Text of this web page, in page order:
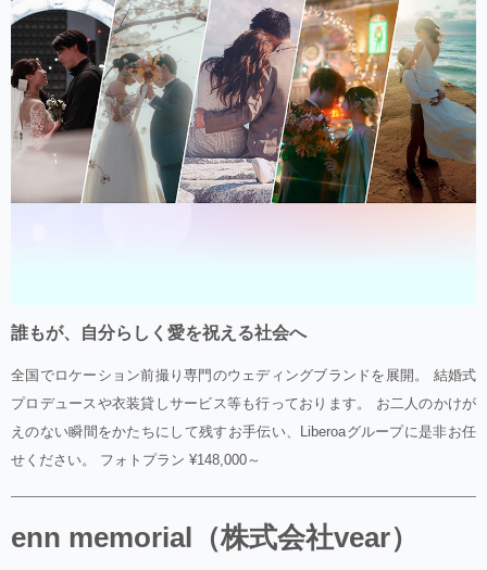
誰もが、自分らしく愛を祝える社会へ
全国でロケーション前撮り専門のウェディングブランドを展開。 結婚式
プロデュースや衣装貸しサービス等も行っております。 お二人のかけが
えのない瞬間をかたちにして残すお手伝い、Liberoaグループに是非お任
せください。 フォトプラン ¥148,000～
enn memorial（株式会社vear）